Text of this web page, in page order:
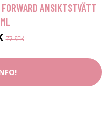
ANSIKTSTVÄTT
77 SEK